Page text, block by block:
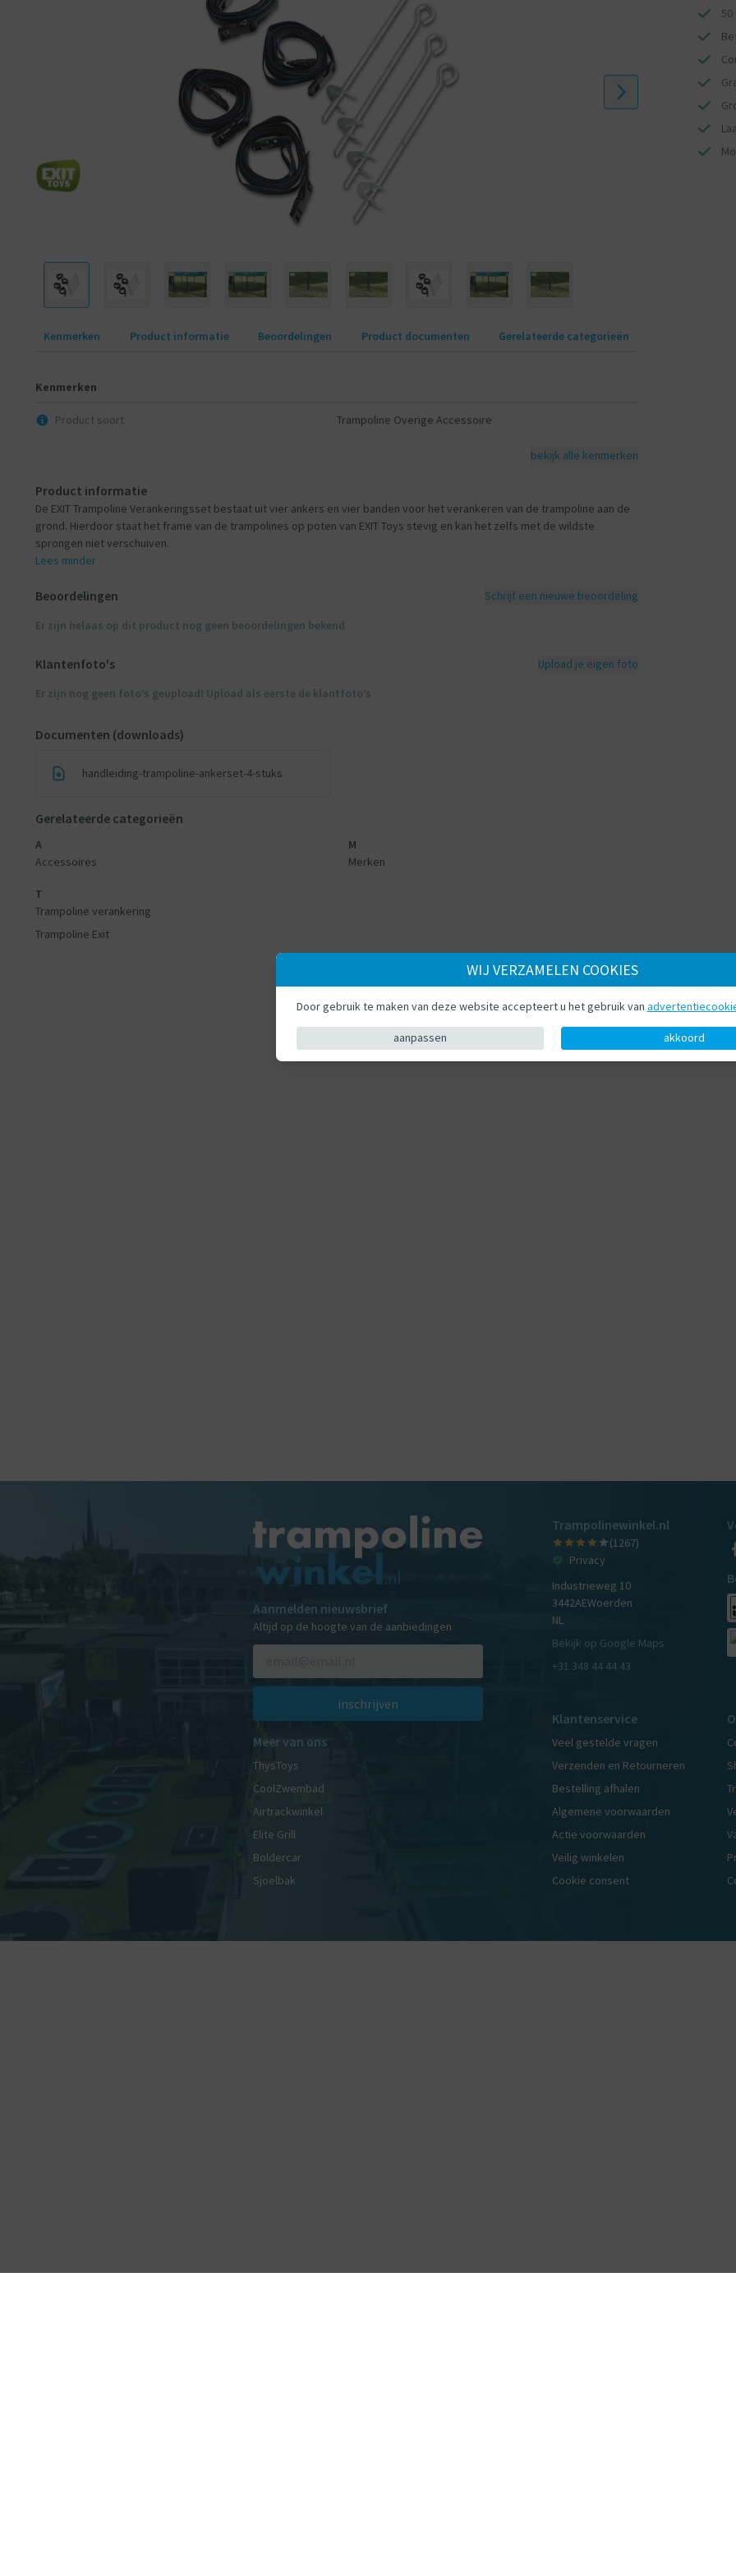
Kenmerken Product informatie Beoordelingen Product documenten Gerelateerde categorieën
Kenmerken
Product soort Trampoline Overige Accessoire
bekijk alle kenmerken
Product informatie
De EXIT Trampoline Verankeringsset bestaat uit vier ankers en vier banden voor het verankeren van de trampoline aan de
grond. Hierdoor staat het frame van de trampolines op poten van EXIT Toys stevig en kan het zelfs met de wildste
sprongen niet verschuiven.
Lees minder
Beoordelingen
Schrijf een nieuwe beoordeling
Er zijn helaas op dit product nog geen beoordelingen bekend
Klantenfoto's
Upload je eigen foto
Er zijn nog geen foto’s geupload! Upload als eerste de klantfoto’s
Documenten (downloads)
handleiding-trampoline-ankerset-4-stuks
Gerelateerde categorieën
A
Accessoires
M
Merken
T
Trampoline verankering
Trampoline Exit
Aanmelden nieuwsbrief
Altijd op de hoogte van de aanbiedingen
inschrijven
Meer van ons
ThysToys
CoolZwembad
Airtrackwinkel
Elite Grill
Boldercar
Sjoelbak
Trampolinewinkel.nl
(1267)
Privacy
Industrieweg 10
3442AEWoerden
NL
Bekijk op Google Maps
+31 348 44 44 43
Klantenservice
Veel gestelde vragen
Verzenden en Retourneren
Bestelling afhalen
Algemene voorwaarden
Actie voorwaarden
Veilig winkelen
Cookie consent
WIJ VERZAMELEN COOKIES
Door gebruik te maken van deze website accepteert u het gebruik van
aanpassen akkoord